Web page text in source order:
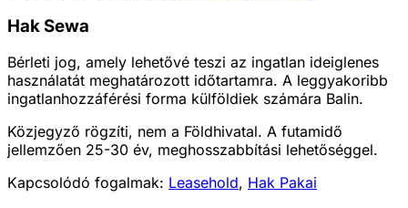
Hak Sewa
Bérleti jog, amely lehetővé teszi az ingatlan ideiglenes
használatát meghatározott időtartamra. A leggyakoribb
ingatlanhozzáférési forma külföldiek számára Balin.
Közjegyző rögzíti, nem a Földhivatal. A futamidő
jellemzően 25-30 év, meghosszabbítási lehetőséggel.
Kapcsolódó fogalmak: Leasehold, Hak Pakai